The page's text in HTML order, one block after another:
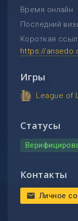
Время онлайн
Последний
Короткая
https://
Игры
League of
Статусы
Контакты
mail Личное